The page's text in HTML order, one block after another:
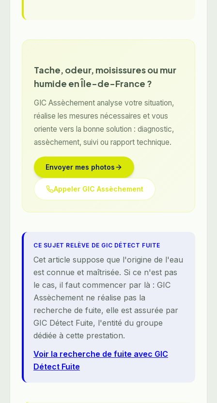
Tache, odeur, moisissures ou mur
humide en Île-de-France ?
GIC Assèchement analyse votre situation,
réalise les mesures nécessaires et vous
oriente vers la bonne solution : diagnostic,
assèchement, suivi ou rapport technique.
Envoyer mes photos
Appeler GIC Assèchement
CE SUJET RELÈVE DE GIC DÉTECT FUITE
Cet article suppose que l'origine de l'eau
est connue et maîtrisée. Si ce n'est pas
le cas, il faut commencer par là : GIC
Assèchement ne réalise pas la
recherche de fuite, elle est assurée par
GIC Détect Fuite, l'entité du groupe
dédiée à cette prestation.
Voir la recherche de fuite avec GIC
Détect Fuite